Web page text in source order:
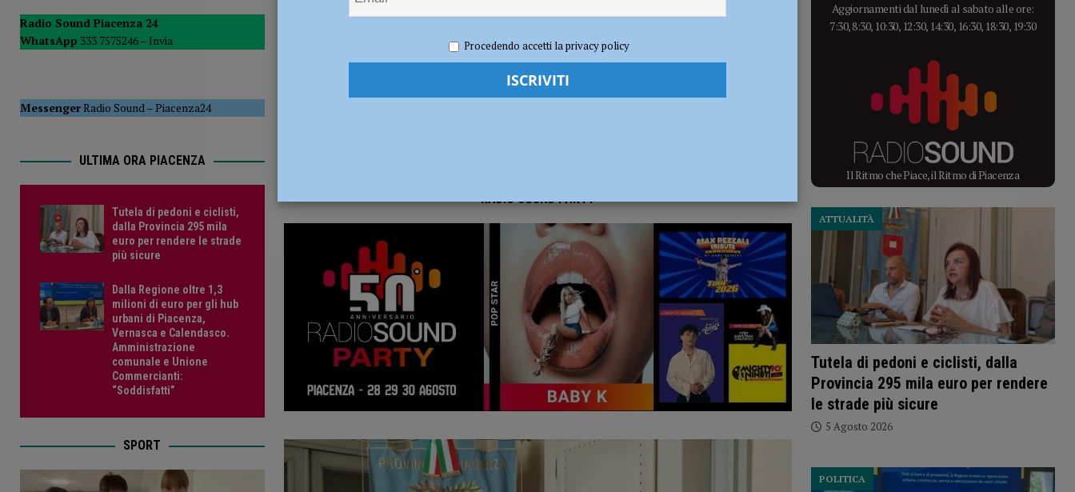
POLITICA
[ 5 Agosto 2026 ] Caldo estremo e asili nido, Tagliaferri (FdI): “Verificare subito la situazione nella provincia di Piacenza”
RADIO SOUND PARTY
Radio Sound Piacenza 24
WhatsApp 333 7575246 – Invia
MessengerRadio Sound–Piacenza24
ULTIMA ORA PIACENZA
Tutela di pedoni e ciclisti,
dalla Provincia 295 mila
euro per rendere le strade
più sicure
Dalla Regione oltre 1,3
milioni di euro per gli hub
urbani di Piacenza,
Vernasca e Calendasco.
Amministrazione
comunale e Unione
Commercianti:
“Soddisfatti”
SPORT
Aggiornamenti dal lunedì al sabato alle ore:
7:30, 8:30, 10:30, 12:30, 14:30, 16:30, 18:30, 19:30
Il Ritmo che Piace, il Ritmo di Piacenza
Tutela di pedoni e ciclisti, dalla
Provincia 295 mila euro per rendere
le strade più sicure
ATTUALITÀ
5 Agosto 2026
POLITICA
Procedendo accetti la privacy policy